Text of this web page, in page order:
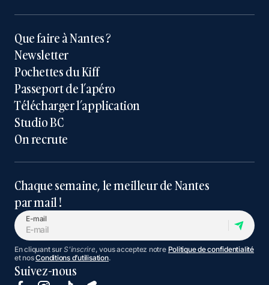
Que faire à Nantes ?
Newsletter
Pochettes du Kiff
Passeport de l’apéro
Télécharger l’application
Studio BC
On recrute
Chaque semaine, le meilleur de Nantes
par mail !
E-mail
En cliquant surS'inscrire, vous acceptez notre Politique de confidentialité
et nosConditions d’utilisation.
Suivez-nous